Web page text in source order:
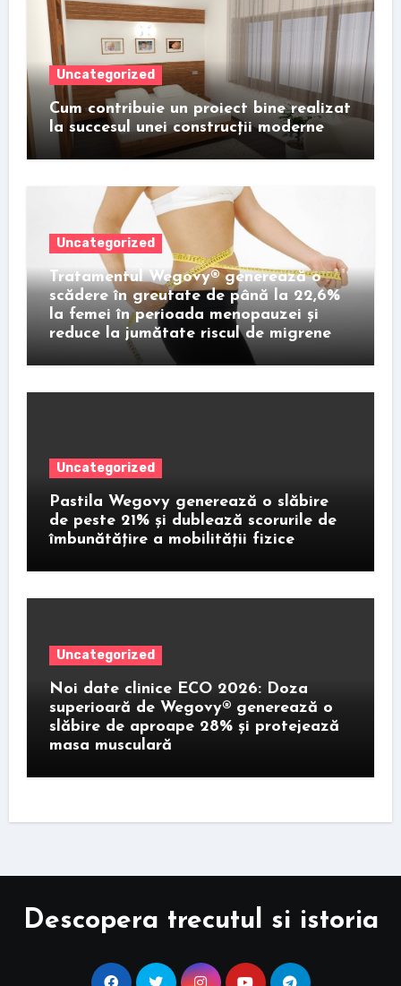
Uncategorized
Cum contribuie un proiect bine realizat
la succesul unei construcții moderne
Uncategorized
Tratamentul Wegovy® generează o
scădere în greutate de până la 22,6%
la femei în perioada menopauzei și
reduce la jumătate riscul de migrene
Uncategorized
Pastila Wegovy generează o slăbire
de peste 21% și dublează scorurile de
îmbunătățire a mobilității fizice
Uncategorized
Noi date clinice ECO 2026: Doza
superioară de Wegovy® generează o
slăbire de aproape 28% și protejează
masa musculară
Descopera trecutul si istoria